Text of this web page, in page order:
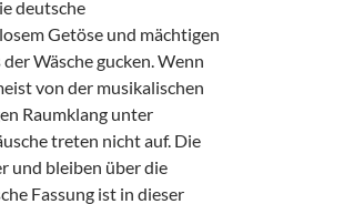
deutsche
Getöse und mächtigen
Wäsche gucken. Wenn
von der musikalischen
Raumklang unter
treten nicht auf. Die
und bleiben über die
Fassung ist in dieser